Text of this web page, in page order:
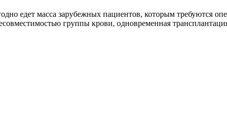
едет масса зарубежных пациентов, которым требуются
группы крови, одновременная